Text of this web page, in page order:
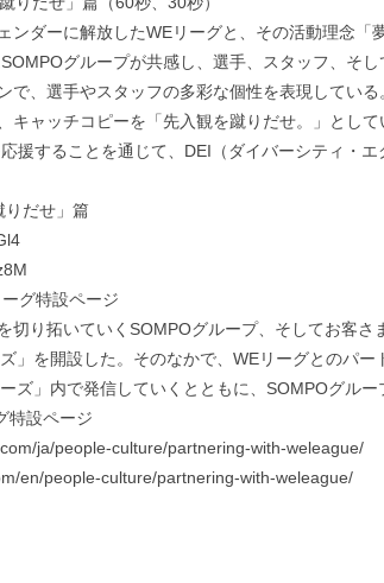
ンダーに解放したWEリーグと、その活動理念
グループが共感し、選手、スタッフ、そ
で、選手やスタッフの多彩な個性を表現してい
キャッチコピーを「先入観を蹴りだせ。」として
援することを通じて、DEI（ダイバーシティ・
りだせ」篇
グ特設ページ
切り拓いていくSOMPOグループ、そしてお客
」を開設した。そのなかで、WEリーグとのパ
ズ」内で発信していくとともに、SOMPOグル
特設ページ
ja/people-culture/partnering-with-weleague/
en/people-culture/partnering-with-weleague/